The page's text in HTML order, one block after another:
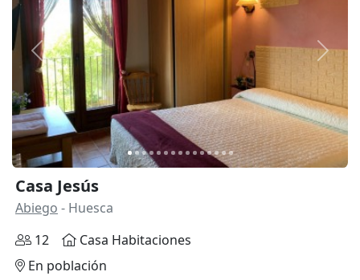
Anterior
Casa Jesús
Abiego - Huesca
12
Casa Habitaciones
En población